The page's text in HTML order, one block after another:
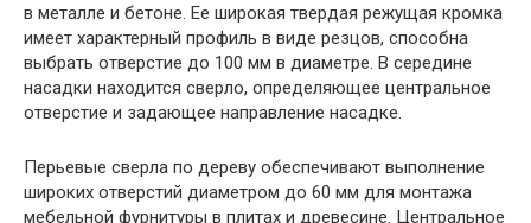
в металле и бетоне. Ее широкая твердая режущая кромка
имеет характерный профиль в виде резцов, способна
выбрать отверстие до 100 мм в диаметре. В середине
насадки находится сверло, определяющее центральное
отверстие и задающее направление насадке.
Перьевые сверла по дереву обеспечивают выполнение
широких отверстий диаметром до 60 мм для монтажа
мебельной фурнитуры в плитах и древесине. Центральное